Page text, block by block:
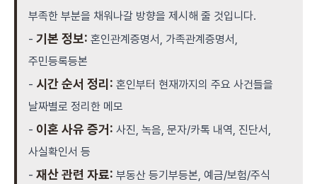
부족한 부분을 채워나갈 방향을 제시해 줄 것입니다.
- 기본 정보: 혼인관계증명서, 가족관계증명서,
주민등록등본
- 시간 순서 정리: 혼인부터 현재까지의 주요 사건들을
날짜별로 정리한 메모
- 이혼 사유 증거: 사진, 녹음, 문자/카톡 내역, 진단서,
사실확인서 등
- 재산 관련 자료: 부동산 등기부등본, 예금/보험/주식